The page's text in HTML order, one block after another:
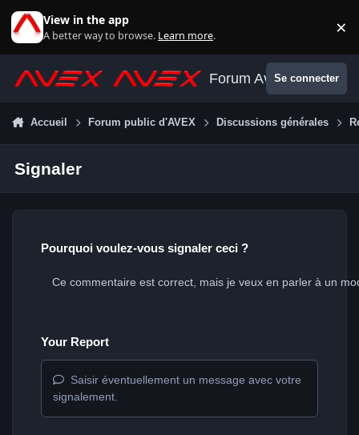
View in the app
A better way to browse. Learn more. ×
Forum AvexSe connecter
Accueil Forum public d'AVEX Discussions générales
Signaler
Pourquoi voulez-vous signaler ceci ?
Your Report
Saisir éventuellement un message avec votre
signalement.